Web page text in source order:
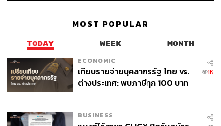
MOST POPULAR
TODAY WEEK MONTH
ECONOMIC
เทียบรายจ่ายบุคลากรรัฐ ไทย vs.
ต่างประเทศ: พบภาษีทุก 100 บาท
1K
BUSINESS